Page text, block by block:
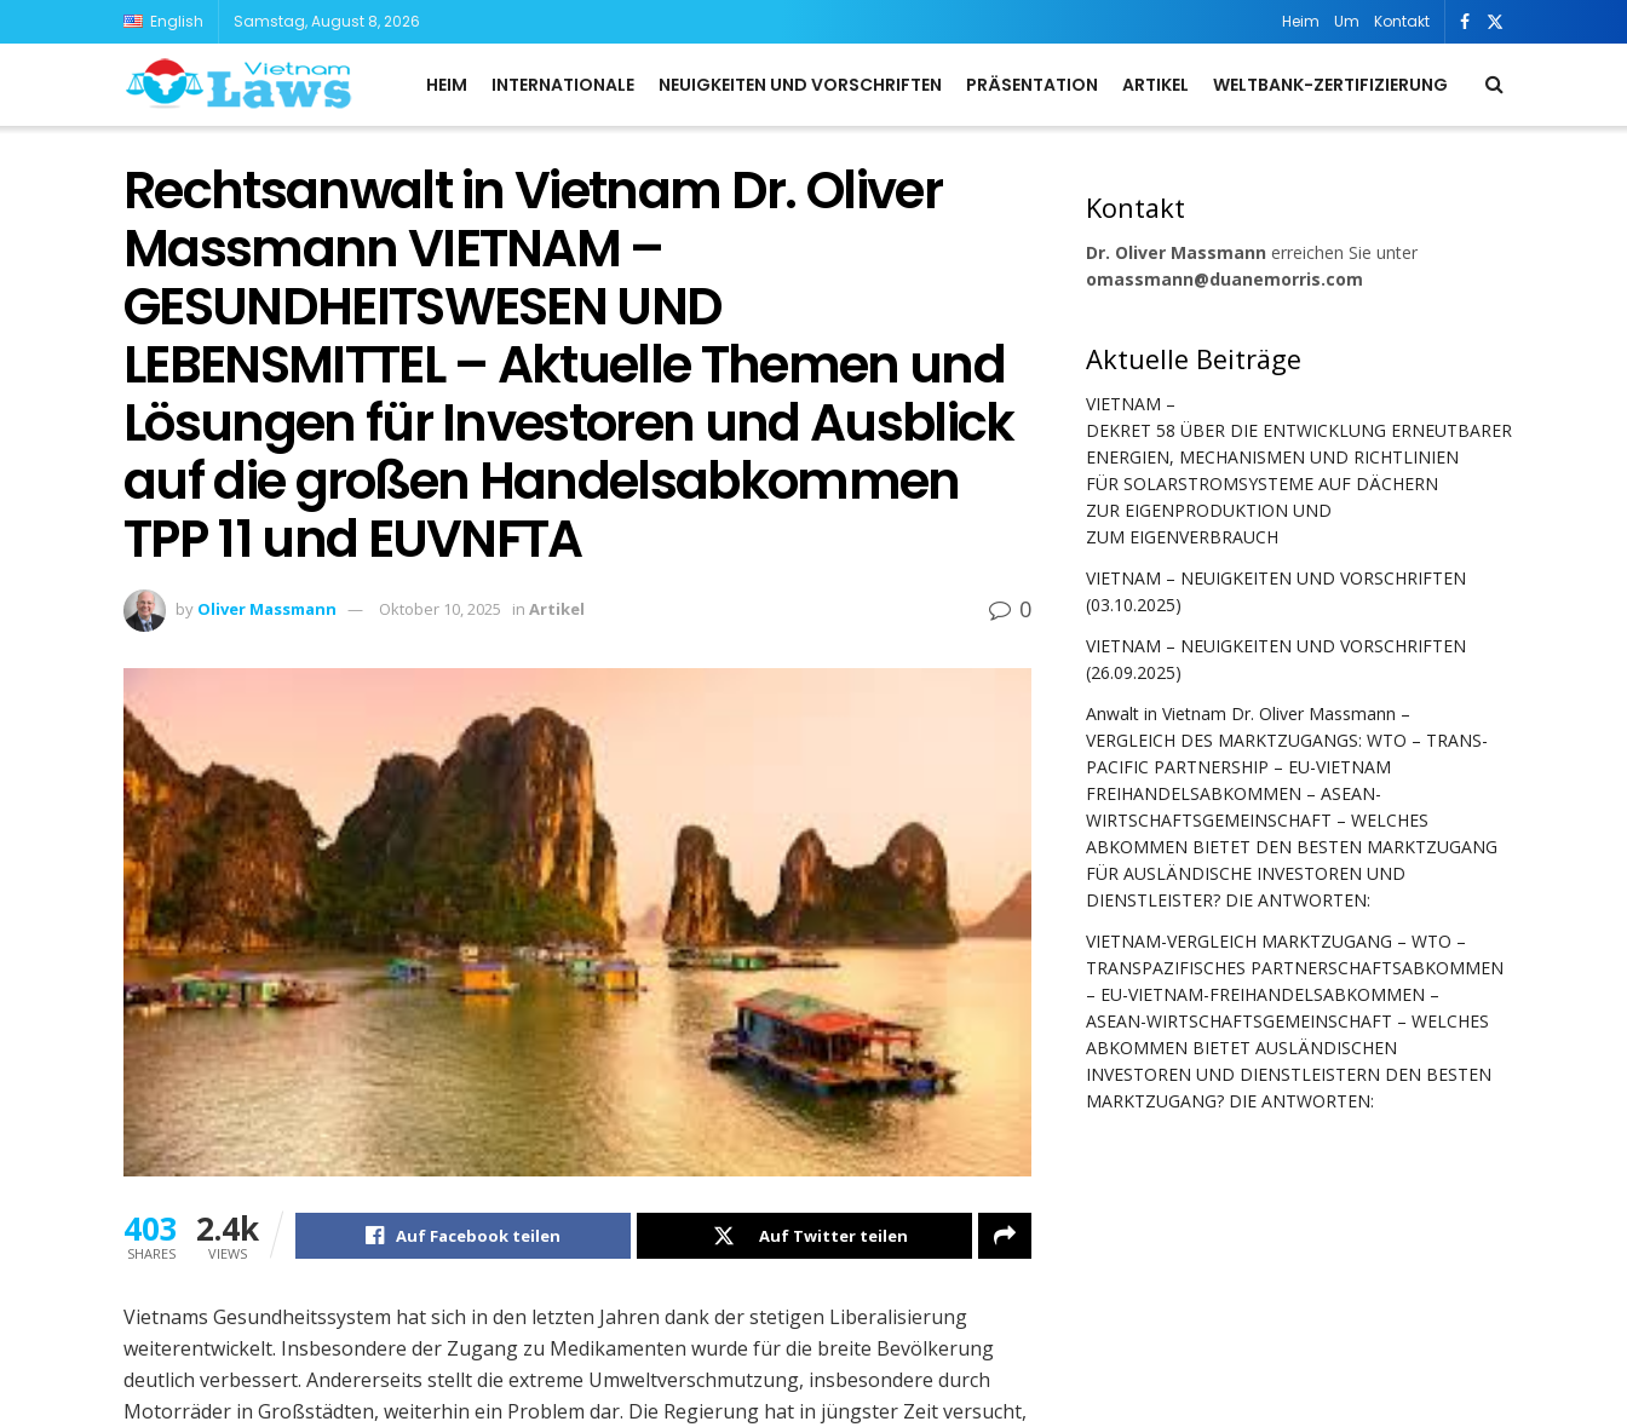
English Samstag, August 8, 2026 Heim Um Kontakt
HEIM INTERNATIONALE NEUIGKEITEN UND VORSCHRIFTEN PRÄSENTATION ARTIKEL WELTBANK-ZERTIFIZIERUNG
Rechtsanwalt in Vietnam Dr. Oliver
Massmann VIETNAM –
GESUNDHEITSWESEN UND
LEBENSMITTEL – Aktuelle Themen und
Lösungen für Investoren und Ausblick
auf die großen Handelsabkommen
TPP 11 und EUVNFTA
by Oliver Massmann Oktober 10, 2025 in Artikel 0
403
SHARES
2.4k
VIEWS
Auf Facebook teilen Auf Twitter teilen
Vietnams Gesundheitssystem hat sich in den letzten Jahren dank der stetigen Liberalisierung
weiterentwickelt. Insbesondere der Zugang zu Medikamenten wurde für die breite Bevölkerung
deutlich verbessert. Andererseits stellt die extreme Umweltverschmutzung, insbesondere durch
Motorräder in Großstädten, weiterhin ein Problem dar. Die Regierung hat in jüngster Zeit versucht,
Kontakt
Dr. Oliver Massmann erreichen Sie unter
omassmann@duanemorris.com
Aktuelle Beiträge
VIETNAM –
DEKRET 58 ÜBER DIE ENTWICKLUNG ERNEUTBARER
ENERGIEN, MECHANISMEN UND RICHTLINIEN
FÜR SOLARSTROMSYSTEME AUF DÄCHERN
ZUR EIGENPRODUKTION UND
ZUM EIGENVERBRAUCH
VIETNAM – NEUIGKEITEN UND VORSCHRIFTEN
(03.10.2025)
VIETNAM – NEUIGKEITEN UND VORSCHRIFTEN
(26.09.2025)
Anwalt in Vietnam Dr. Oliver Massmann –
VERGLEICH DES MARKTZUGANGS: WTO – TRANS-
PACIFIC PARTNERSHIP – EU-VIETNAM
FREIHANDELSABKOMMEN – ASEAN-
WIRTSCHAFTSGEMEINSCHAFT – WELCHES
ABKOMMEN BIETET DEN BESTEN MARKTZUGANG
FÜR AUSLÄNDISCHE INVESTOREN UND
DIENSTLEISTER? DIE ANTWORTEN:
VIETNAM-VERGLEICH MARKTZUGANG – WTO –
TRANSPAZIFISCHES PARTNERSCHAFTSABKOMMEN
– EU-VIETNAM-FREIHANDELSABKOMMEN –
ASEAN-WIRTSCHAFTSGEMEINSCHAFT – WELCHES
ABKOMMEN BIETET AUSLÄNDISCHEN
INVESTOREN UND DIENSTLEISTERN DEN BESTEN
MARKTZUGANG? DIE ANTWORTEN: